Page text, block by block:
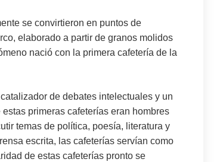
se convirtieron en puntos de
elaborado a partir de granos molidos
nació con la primera cafetería de la
de debates intelectuales y un
primeras cafeterías eran hombres
temas de política, poesía, literatura y
escrita, las cafeterías servían como
de estas cafeterías pronto se